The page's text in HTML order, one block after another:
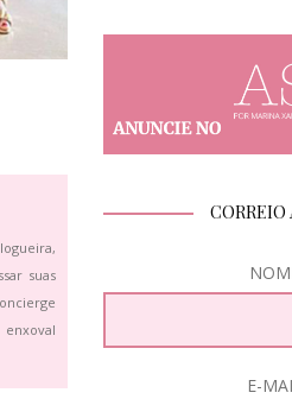
suas
enxoval
CORREIO
E-